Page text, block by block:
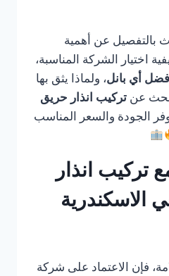
بالتفصيل عن أهمية
اختيار الشركة المناسبة،
أي بانل، ولماذا يثق بها
عن تركيب انذار حريق
الجودة والسعر المناسب
تركيب انذار
فإن الاعتماد على شركة